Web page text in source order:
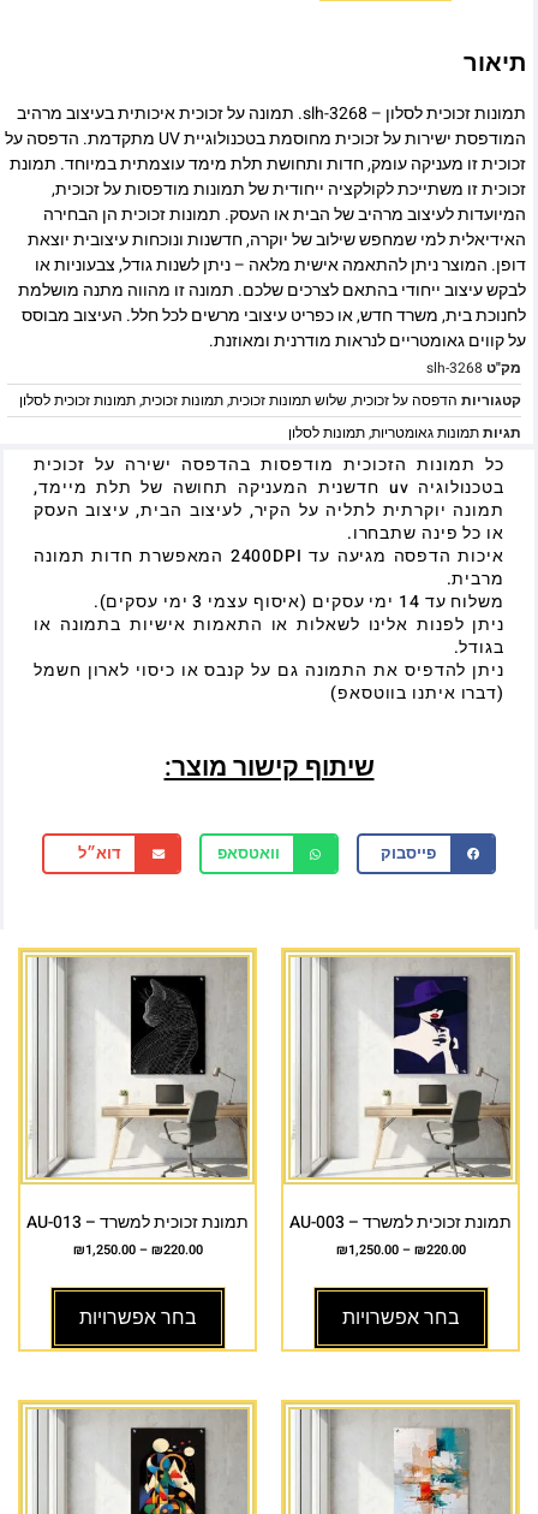
תיאור
תמונות זכוכית לסלון – slh-3268. תמונה על זכוכית איכותית בעיצוב מרהיב
המודפסת ישירות על זכוכית מחוסמת בטכנולוגיית UV מתקדמת. הדפסה על
זכוכית זו מעניקה עומק, חדות ותחושת תלת מימד עוצמתית במיוחד. תמונת
זכוכית זו משתייכת לקולקציה ייחודית של תמונות מודפסות על זכוכית,
המיועדות לעיצוב מרהיב של הבית או העסק. תמונות זכוכית הן הבחירה
האידיאלית למי שמחפש שילוב של יוקרה, חדשנות ונוכחות עיצובית יוצאת
דופן. המוצר ניתן להתאמה אישית מלאה – ניתן לשנות גודל, צבעוניות או
לבקש עיצוב ייחודי בהתאם לצרכים שלכם. תמונה זו מהווה מתנה מושלמת
לחנוכת בית, משרד חדש, או כפריט עיצובי מרשים לכל חלל. העיצוב מבוסס
על קווים גאומטריים לנראות מודרנית ומאוזנת.
מק"ט slh-3268
קטגוריות הדפסה על זכוכית,שלוש תמונות זכוכית,תמונות זכוכית,תמונות זכוכית לסלון
תגיותתמונות גאומטריות,תמונות לסלון
כל תמונות הזכוכית מודפסות בהדפסה ישירה על זכוכית
בטכנולוגיה uv חדשנית המעניקה תחושה של תלת מיימד,
תמונה יוקרתית לתליה על הקיר, לעיצוב הבית, עיצוב העסק
או כל פינה שתבחרו.
איכות הדפסה מגיעה עד 2400DPI המאפשרת חדות תמונה
מרבית.
משלוח עד 14 ימי עסקים (איסוף עצמי 3 ימי עסקים).
ניתן לפנות אלינו לשאלות או התאמות אישיות בתמונה או
בגודל.
ניתן להדפיס את התמונה גם על קנבס או כיסוי לארון חשמל
(דברו איתנו בווטסאפ)
שיתוף קישור מוצר:
פייסבוק וואטסאפ דוא״ל
תמונת זכוכית למשרד – AU-003
₪220.00
–
₪1,250.00
בחר אפשרויות
תמונת זכוכית למשרד – AU-013
₪220.00
–
₪1,250.00
בחר אפשרויות